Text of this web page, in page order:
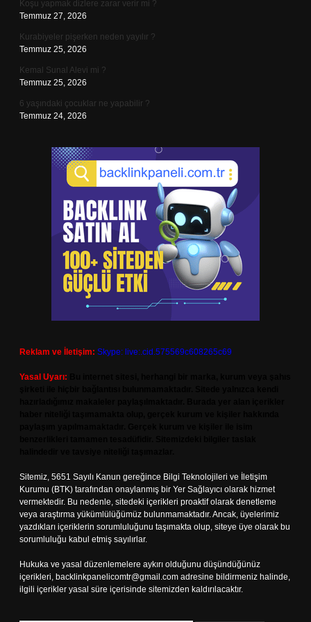
Koşu yapmak dizlere zarar verir mi ?
Temmuz 27, 2026
Kurabiyeler pişerken neden yayılır ?
Temmuz 25, 2026
Kemal Sunal Alevi mi ?
Temmuz 25, 2026
6 yaşındaki çocuklar ne yapabilir ?
Temmuz 24, 2026
Reklam ve İletişim: Skype: live:.cid.575569c608265c69
Yasal Uyarı:
Sitemiz, 5651 Sayılı Kanun gereğince Bilgi Teknolojileri ve İletişim
Kurumu (BTK) tarafından onaylanmış bir Yer Sağlayıcı olarak hizmet
vermektedir. Bu nedenle, sitedeki içerikleri proaktif olarak denetleme
veya araştırma yükümlülüğümüz bulunmamaktadır. Ancak, üyelerimiz
yazdıkları içeriklerin sorumluluğunu taşımakta olup, siteye üye olarak bu
sorumluluğu kabul etmiş sayılırlar.
Hukuka ve yasal düzenlemelere aykırı olduğunu düşündüğünüz
içerikleri, backlinkpanelicomtr@gmail.com adresine bildirmeniz halinde,
ilgili içerikler yasal süre içerisinde sitemizden kaldırılacaktır.